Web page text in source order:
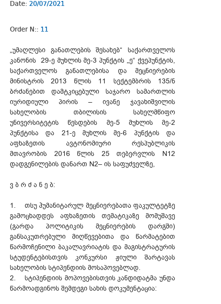
Date: 20/07/2021
Order N:: 11
„უმაღლესი განათლების შესახებ“ საქართველოს
კანონის 29-ე მუხლის მე-3 პუნქტის „ე“ ქვეპუნქტის,
საქართველოს განათლებისა და მეცნიერების
მინისტრის 2013 წლის 11 სექტემბრის 135/ნ
ბრძანებით დამტკიცებული საჯარო სამართლის
იურიდიული პირის – ივანე ჯავახიშვილის
სახელობის თბილისის სახელმწიფო
უნივერსიტეტის წესდების მე-5 მუხლის მე-2
პუნქტისა და 21-ე მუხლის მე-6 პუნქტის და
აფხაზეთის ავტონომიური რესპუბლიკის
მთავრობის 2016 წლის 25 თებერვლის N12
დადგენილების დანართ N2– ის საფუძველზე,
ვ ბ რ ძ ა ნ ე ბ:
1. თსუ ჰუმანიტარულ მეცნიერებათა ფაკულტეტზე
გამოცხადდეს აფხაზეთის თემატიკაზე მომუშავე
(გარდა პოლიტიკის მეცნიერების დარგში)
განსაკუთრებული მიღწევებითა და წარმატებით
წარმოჩენილი ბაკალავრიატის და მაგისტრატურის
სტუდენტებისთვის კონკურსი ჟიული შარტავას
სახელობის სტიპენდიის მოსაპოვებლად.
2. სტიპენდიის მოპოვებისთვის კანდიდატმა უნდა
წარმოადგინოს შემდეგი სახის დოკუმენტაცია: